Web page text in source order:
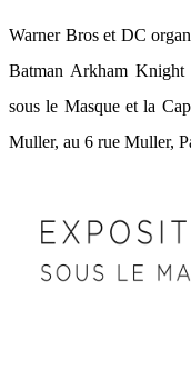
Warner Bros et DC
Batman Arkham Knight
sous le Masque et la
Muller, au 6 rue Muller,